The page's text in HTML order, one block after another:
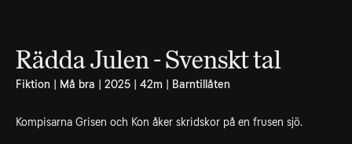
Rädda Julen - Svenskt tal
Fiktion | Må bra | 2025 | 42m | Barntillåten
Kompisarna Grisen och Kon åker skridskor på en frusen sjö.